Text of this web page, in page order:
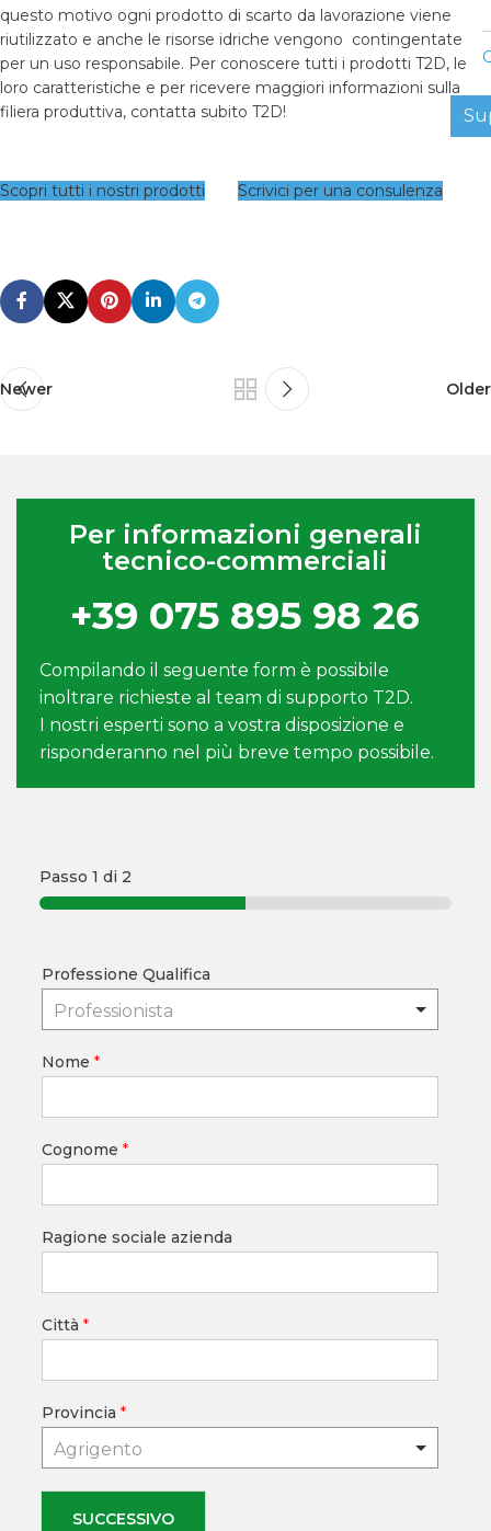
questo motivo ogni prodotto di scarto da lavorazione viene
riutilizzato e anche le risorse idriche vengono contingentate
per un uso responsabile. Per conoscere tutti i prodotti T2D, le
loro caratteristiche e per ricevere maggiori informazioni sulla
filiera produttiva, contatta subito T2D!
Scopri tutti i nostri prodotti Scrivici per una consulenza
Newer Older
Per informazioni generali
tecnico-commerciali
+39 075 895 98 26
Compilando il seguente form è possibile
inoltrare richieste al team di supporto T2D.
I nostri esperti sono a vostra disposizione e
risponderanno nel più breve tempo possibile.
Passo 1 di 2
Professione Qualifica
Professionista
Nome *
Cognome *
Ragione sociale azienda
Città *
Provincia *
Agrigento
SUCCESSIVO